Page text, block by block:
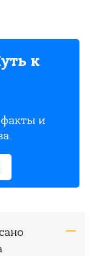
к
и